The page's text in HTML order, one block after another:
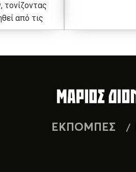
τονίζοντας
από τις
ΕΚΠΟΜΠΕΣ